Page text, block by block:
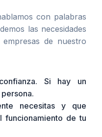
con palabras
las necesidades
de nuestro
Si hay un
necesitas y que
funcionamiento de tu